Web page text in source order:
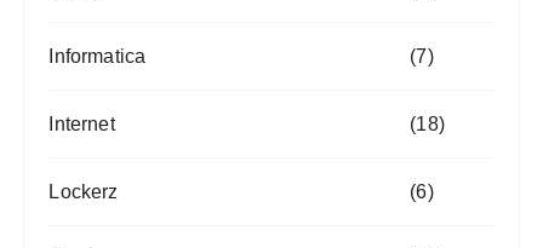
Informatica (7)
Internet (18)
Lockerz (6)